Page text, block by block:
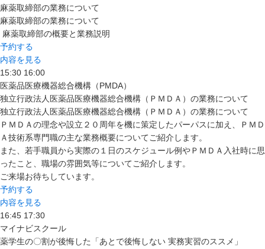
麻薬取締部の業務について
麻薬取締部の業務について
麻薬取締部の概要と業務説明
予約する
内容を見る
15:30 16:00
医薬品医療機器総合機構（PMDA）
独立行政法人医薬品医療機器総合機構（ＰＭＤＡ）の業務について
独立行政法人医薬品医療機器総合機構（ＰＭＤＡ）の業務について
ＰＭＤＡの理念や設立２０周年を機に策定したパーパスに加え、ＰＭＤ
Ａ技術系専門職の主な業務概要についてご紹介します。
また、若手職員から実際の１日のスケジュール例やＰＭＤＡ入社時に思
ったこと、職場の雰囲気等についてご紹介します。
ご来場お待ちしています。
予約する
内容を見る
16:45 17:30
マイナビスクール
薬学生の〇割が後悔した「あとで後悔しない 実務実習のススメ」